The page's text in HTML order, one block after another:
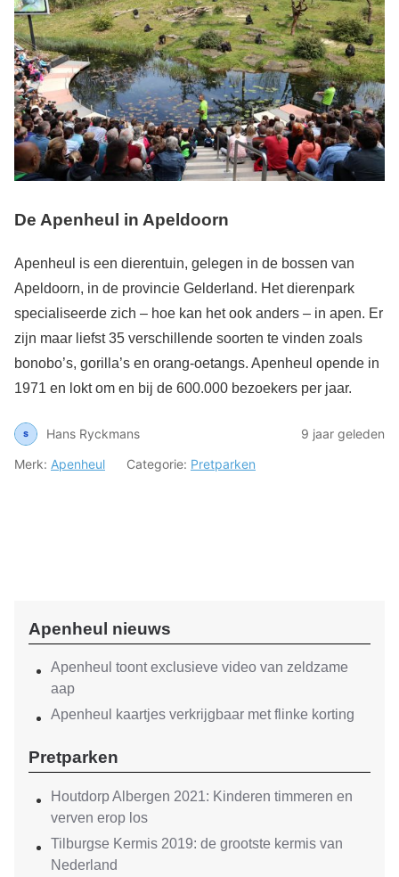
De Apenheul in Apeldoorn
Apenheul is een dierentuin, gelegen in de bossen van
Apeldoorn, in de provincie Gelderland. Het dierenpark
specialiseerde zich – hoe kan het ook anders – in apen. Er
zijn maar liefst 35 verschillende soorten te vinden zoals
bonobo’s, gorilla’s en orang-oetangs. Apenheul opende in
1971 en lokt om en bij de 600.000 bezoekers per jaar.
Hans Ryckmans
9 jaar geleden
Merk: Apenheul Categorie: Pretparken
Apenheul nieuws
Apenheul toont exclusieve video van zeldzame
aap
Apenheul kaartjes verkrijgbaar met flinke korting
Pretparken
Houtdorp Albergen 2021: Kinderen timmeren en
verven erop los
Tilburgse Kermis 2019: de grootste kermis van
Nederland